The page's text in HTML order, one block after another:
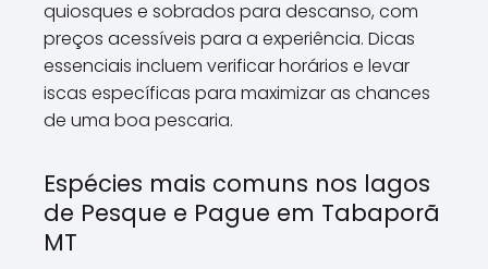
quiosques e sobrados para descanso, com
preços acessíveis para a experiência. Dicas
essenciais incluem verificar horários e levar
iscas específicas para maximizar as chances
de uma boa pescaria.
Espécies mais comuns nos lagos
de Pesque e Pague em Tabaporã
MT